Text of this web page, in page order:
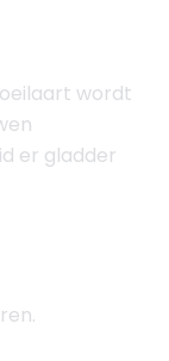
wordt
er gladder